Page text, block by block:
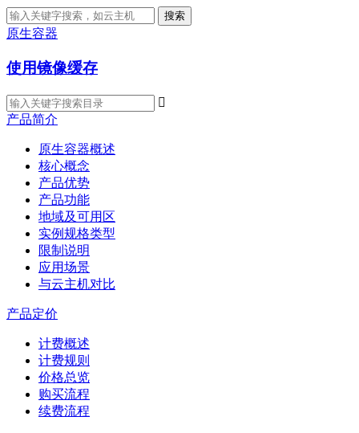
搜索
原生容器
使用镜像缓存

产品简介
原生容器概述
核心概念
产品优势
产品功能
地域及可用区
实例规格类型
限制说明
应用场景
与云主机对比
产品定价
计费概述
计费规则
价格总览
购买流程
续费流程